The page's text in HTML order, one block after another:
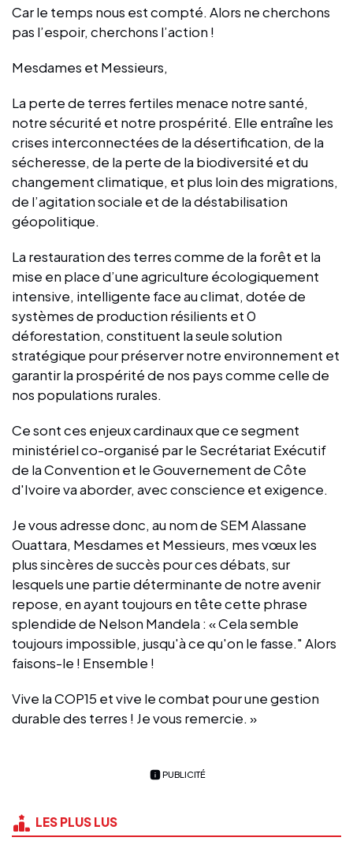
Car le temps nous est compté. Alors ne cherchons
pas l’espoir, cherchons l’action !
Mesdames et Messieurs,
La perte de terres fertiles menace notre santé,
notre sécurité et notre prospérité. Elle entraîne les
crises interconnectées de la désertification, de la
sécheresse, de la perte de la biodiversité et du
changement climatique, et plus loin des migrations,
de l’agitation sociale et de la déstabilisation
géopolitique.
La restauration des terres comme de la forêt et la
mise en place d’une agriculture écologiquement
intensive, intelligente face au climat, dotée de
systèmes de production résilients et 0
déforestation, constituent la seule solution
stratégique pour préserver notre environnement et
garantir la prospérité de nos pays comme celle de
nos populations rurales.
Ce sont ces enjeux cardinaux que ce segment
ministériel co-organisé par le Secrétariat Exécutif
de la Convention et le Gouvernement de Côte
d'Ivoire va aborder, avec conscience et exigence.
Je vous adresse donc, au nom de SEM Alassane
Ouattara, Mesdames et Messieurs, mes vœux les
plus sincères de succès pour ces débats, sur
lesquels une partie déterminante de notre avenir
repose, en ayant toujours en tête cette phrase
splendide de Nelson Mandela : « Cela semble
toujours impossible, jusqu'à ce qu'on le fasse." Alors
faisons-le ! Ensemble !
Vive la COP15 et vive le combat pour une gestion
durable des terres ! Je vous remercie. »
PUBLICITÉ
LES PLUS LUS